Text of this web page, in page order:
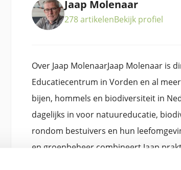
Jaap Molenaar
278 artikelenBekijk profiel
Over Jaap MolenaarJaap Molenaar is
Educatiecentrum in Vorden en al
bijen, hommels en biodiversiteit in
dagelijks in voor natuureducatie,
rondom bestuivers en hun
en groenbeheer combineert Jaap
onderzoek en